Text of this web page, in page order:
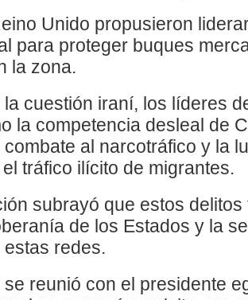
Unido propusieron
para proteger buques
la zona.
cuestión iraní, los líderes
la competencia desleal de
al narcotráfico y la
tráfico ilícito de migrantes.
subrayó que estos
de los Estados y la
redes.
se reunió con el presidente